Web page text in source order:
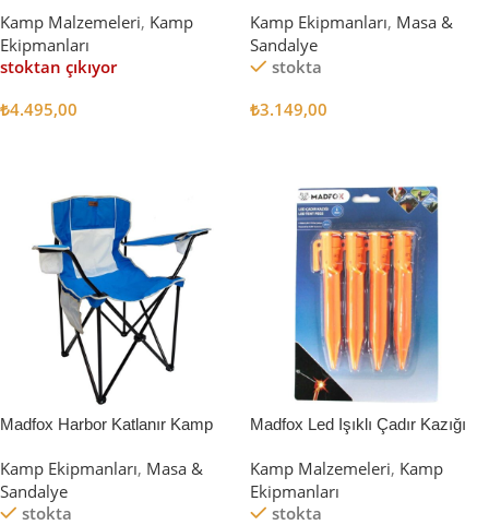
[Vagon] BLACK
Kamp Malzemeleri, Kamp
Ekipmanları
stoktan çıkıyor
₺4.495,00
Siyah/Gri
Kamp Ekipmanları, Masa &
Sandalye
stokta
₺3.149,00
Madfox Harbor Katlanır Kamp
Kamp Ekipmanları, Masa &
Sandalye
stokta
Madfox Led Işıklı Çadır Kazığı
Kamp Malzemeleri, Kamp
Ekipmanları
stokta